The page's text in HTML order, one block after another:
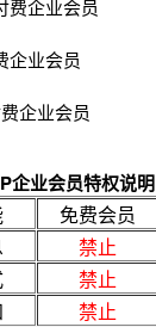
费企业会员
企业会员
企业会员
企业会员特权说明
免费会员
禁止
禁止
禁止